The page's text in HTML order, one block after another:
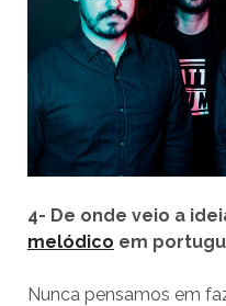
4- De onde veio a
melódico em
Nunca pensamos em